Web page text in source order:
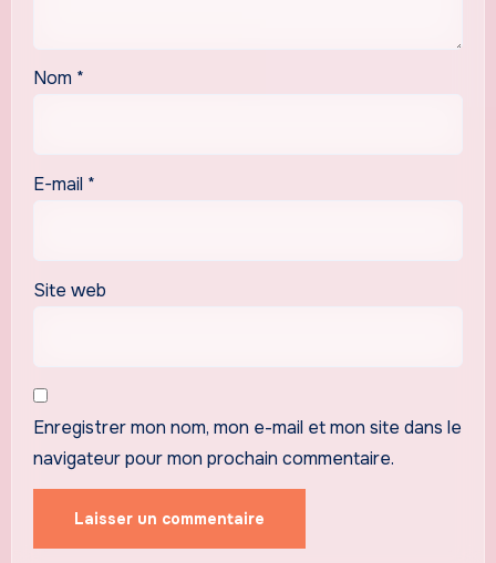
Nom *
E-mail *
Site web
Enregistrer mon nom, mon e-mail et mon site dans le
navigateur pour mon prochain commentaire.